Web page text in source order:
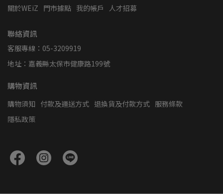
關於WEiZ 門市據點 我的帳戶 人才招募
聯絡資訊
客服專線：05-3209919
地址：嘉義縣太保市健康路199號
購物資訊
購物須知 付款及運送方式 退換貨及付款方式 服務條款
隱私政策